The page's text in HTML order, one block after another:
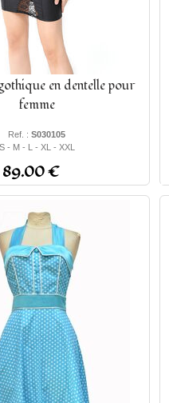
en dentelle pour
femme
Ref. : S030105
- M - L - XL - XXL
89.00 €